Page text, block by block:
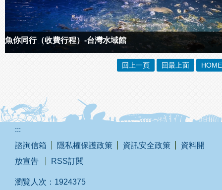
魚你同行（收費行程）-台灣水域館
回上一頁 回最上面 HOME
:::
諮詢信箱
隱私權保護政策 資訊安全政策
資料開
放宣告
RSS訂閱
瀏覽人次： 1924375